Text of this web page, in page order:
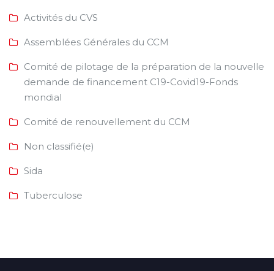
Activités du CVS
Assemblées Générales du CCM
Comité de pilotage de la préparation de la nouvelle
demande de financement C19-Covid19-Fonds
mondial
Comité de renouvellement du CCM
Non classifié(e)
Sida
Tuberculose